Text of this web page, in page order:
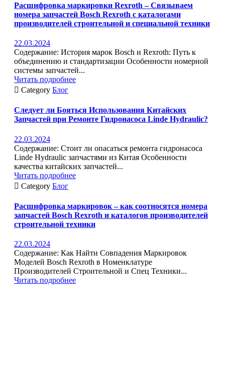
Расшифровка маркировки Rexroth – Связываем
номера запчастей Bosch Rexroth с каталогами
производителей строительной и специальной техники
22.03.2024
Содержание: История марок Bosch и Rexroth: Путь к
объединению и стандартизации Особенности номерной
системы запчастей...
Читать подробнее
 Category Блог
Следует ли Бояться Использования Китайских
Запчастей при Ремонте Гидронасоса Linde Hydraulic?
22.03.2024
Содержание: Стоит ли опасаться ремонта гидронасоса
Linde Hydraulic запчастями из Китая Особенности
качества китайских запчастей...
Читать подробнее
 Category Блог
Расшифровка маркировок – как соотносятся номера
запчастей Bosch Rexroth и каталогов производителей
строительной техники
22.03.2024
Содержание: Как Найти Совпадения Маркировок
Моделей Bosch Rexroth в Номенклатуре
Производителей Строительной и Спец Техники...
Читать подробнее